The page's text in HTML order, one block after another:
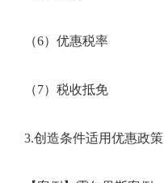
（6）优惠税率
（7）税收抵免
3.创造条件适用优惠政策